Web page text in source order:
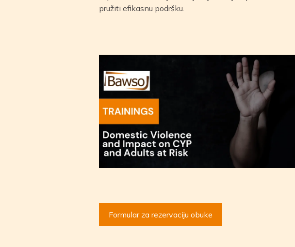
pružiti efikasnu podršku.
Formular za rezervaciju obuke